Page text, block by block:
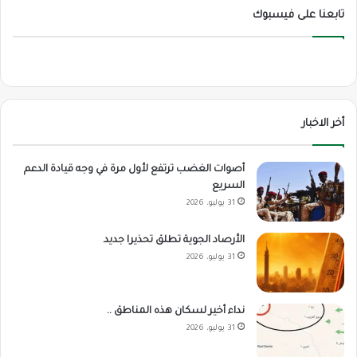
تابعنا على فيسبوك
أخر الاخبار
أصوات الغضب ترتفع لأول مرة في وجه قيادة الدعم
السريع
31 يوليو، 2026
الأرصاد الجوية تطلق تحذيرا جديد
31 يوليو، 2026
نداء أخير لسكان هذه المناطق ..
31 يوليو، 2026